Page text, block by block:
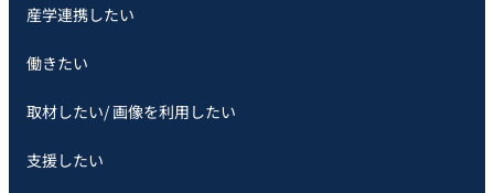
産学連携したい
働きたい
取材したい/ 画像を利用したい
支援したい